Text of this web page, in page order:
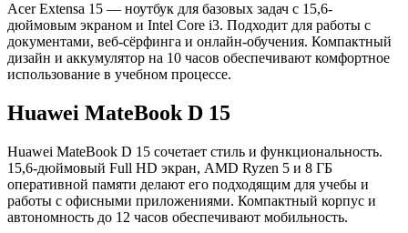
Acer Extensa 15 — ноутбук для базовых задач с 15,6-
дюймовым экраном и Intel Core i3. Подходит для работы с
документами, веб-сёрфинга и онлайн-обучения. Компактный
дизайн и аккумулятор на 10 часов обеспечивают комфортное
использование в учебном процессе.
Huawei MateBook D 15
Huawei MateBook D 15 сочетает стиль и функциональность.
15,6-дюймовый Full HD экран, AMD Ryzen 5 и 8 ГБ
оперативной памяти делают его подходящим для учебы и
работы с офисными приложениями. Компактный корпус и
автономность до 12 часов обеспечивают мобильность.